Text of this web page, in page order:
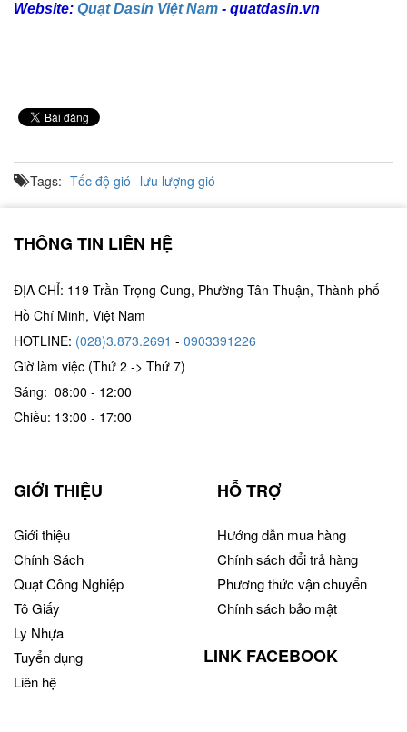
Website: Quạt Dasin Việt Nam - quatdasin.vn
Tags: Tốc độ gió lưu lượng gió
THÔNG TIN LIÊN HỆ
ĐỊA CHỈ: 119 Trần Trọng Cung, Phường Tân Thuận, Thành phố
Hồ Chí Minh, Việt Nam
HOTLINE: (028)3.873.2691 - 0903391226
Giờ làm việc (Thứ 2 -> Thứ 7)
Sáng: 08:00 - 12:00
Chiều: 13:00 - 17:00
GIỚI THIỆU
Giới thiệu
Chính Sách
Quạt Công Nghiệp
Tô Giấy
Ly Nhựa
Tuyển dụng
Liên hệ
HỖ TRỢ
Hướng dẫn mua hàng
Chính sách đổi trả hàng
Phương thức vận chuyển
Chính sách bảo mật
LINK FACEBOOK